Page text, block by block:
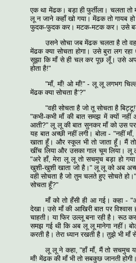
एक था मेंढक। बड़ा ही फुर्तीला। चलता
लू न जाने कहाँ खो गया। मेंढक तो गायब
फुदक-फुदक कर। मटक-मटक कर। उसे
उसने सोचा जब मेंढक चलता है तो
मेंढक क्या सोचता होगा। उसे बुरा लग रहा
सूझा कि माँ से ही चल कर पूछ लूँ। उसे
होता है!"
"माँ, माँ! ओ माँ!" - लू लू लगभग
मेंढक क्या सोचता है'?"
"वही सोचता है जो तू सोचता है
"कभी-कभी माँ की बात समझ में क्यों
आती?" लू लू की बात सुनकर माँ को उस पर
यह बात अच्छी नहीं लगी। बोला - "नहीं
खाता हूँ। और स्कूल भी तो जाता हूँ। मैं
खींच लिया और उसका गाल चूम लिया। लू
"अरे हाँ, मेरा लू लू तो सचमुच बड़ा हो
खुशी-खुशी खाता जो है।" लू लू को अब
वही सोचता है जो तुम चलते हुए सोचते
सोचता हूँ?"
माँ को तो हँसी ही आ गई। कहा -
देखा। उसे माँ की आखिरी बात पर
चाहती। या फिर उल्लू बना रही है। रूठ
समझ गई थी कि अब लू लू मानेगा नहीं।
करती है। तेरा ध्यान रखती है। तुझे भी माँ
लू लू ने कहा, "हाँ माँ, मैं तो सचमुच
माँ! मेंढक की माँ भी तो सबकुछ जानती